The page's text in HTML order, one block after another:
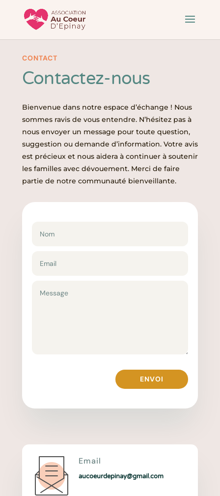
CONTACT
Contactez-nous
Bienvenue dans notre espace d’échange ! Nous
sommes ravis de vous entendre. N’hésitez pas à
nous envoyer un message pour toute question,
suggestion ou demande d’information. Votre avis
est précieux et nous aidera à continuer à soutenir
les familles avec dévouement. Merci de faire
partie de notre communauté bienveillante.
ENVOI
Email
aucoeurdepinay@gmail.com